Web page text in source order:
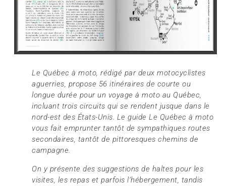
Le Québec à moto, rédigé par deux motocyclistes
aguerries, propose 56 itinéraires de courte ou
longue durée pour un voyage à moto au Québec,
incluant trois circuits qui se rendent jusque dans le
nord-est des États-Unis. Le guide Le Québec à moto
vous fait emprunter tantôt de sympathiques routes
secondaires, tantôt de pittoresques chemins de
campagne.
On y présente des suggestions de haltes pour les
visites, les repas et parfois l’hébergement, tandis